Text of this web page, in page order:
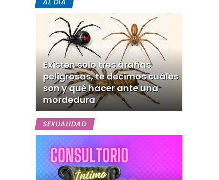
AL DIA
Existen solo tres arañas
peligrosas, te decimos cuáles
son y qué hacer ante una
mordedura
SEXUALIDAD